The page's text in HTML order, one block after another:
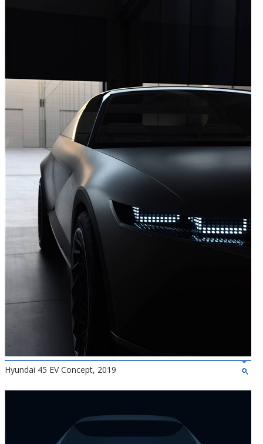
Hyundai 45 EV Concept, 2019